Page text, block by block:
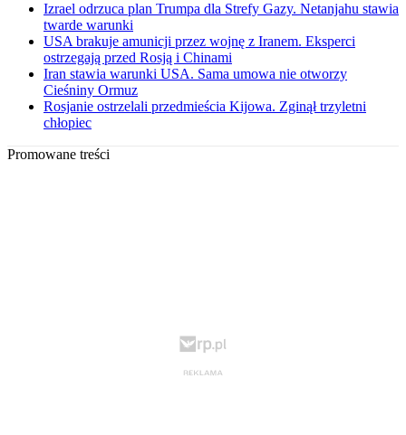
Izrael odrzuca plan Trumpa dla Strefy Gazy. Netanjahu stawia
twarde warunki
USA brakuje amunicji przez wojnę z Iranem. Eksperci
ostrzegają przed Rosją i Chinami
Iran stawia warunki USA. Sama umowa nie otworzy
Cieśniny Ormuz
Rosjanie ostrzelali przedmieścia Kijowa. Zginął trzyletni
chłopiec
Promowane treści